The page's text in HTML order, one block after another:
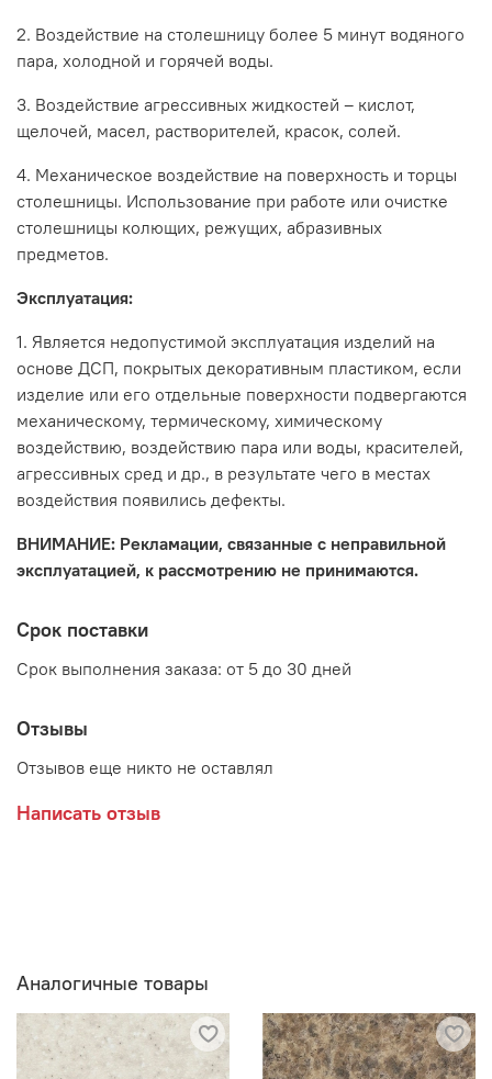
2. Воздействие на столешницу более 5 минут водяного
пара, холодной и горячей воды.
3. Воздействие агрессивных жидкостей – кислот,
щелочей, масел, растворителей, красок, солей.
4. Механическое воздействие на поверхность и торцы
столешницы. Использование при работе или очистке
столешницы колющих, режущих, абразивных
предметов.
Эксплуатация:
1. Является недопустимой эксплуатация изделий на
основе ДСП, покрытых декоративным пластиком, если
изделие или его отдельные поверхности подвергаются
механическому, термическому, химическому
воздействию, воздействию пара или воды, красителей,
агрессивных сред и др., в результате чего в местах
воздействия появились дефекты.
ВНИМАНИЕ: Рекламации, связанные с неправильной
эксплуатацией, к рассмотрению не принимаются.
Срок поставки
Срок выполнения заказа: от 5 до 30 дней
Отзывы
Отзывов еще никто не оставлял
Написать отзыв
Аналогичные товары